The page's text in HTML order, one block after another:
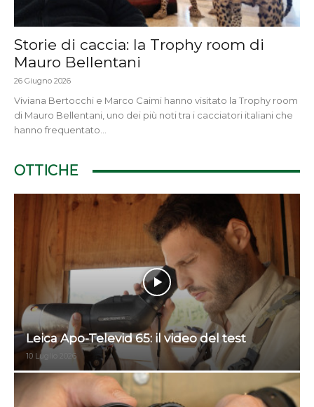
Storie di caccia: la Trophy room di
Mauro Bellentani
26 Giugno 2026
Viviana Bertocchi e Marco Caimi hanno visitato la Trophy room
di Mauro Bellentani, uno dei più noti tra i cacciatori italiani che
hanno frequentato...
OTTICHE
Leica Apo-Televid 65: il video del test
10 Luglio 2026